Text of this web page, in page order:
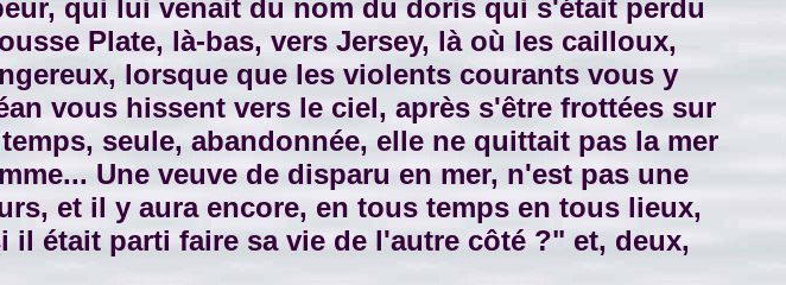
qui lui venait du nom du doris qui s'était perdu
Plate, là-bas, vers Jersey, là où les cailloux,
lorsque que les violents courants vous y
vous hissent vers le ciel, après s'être frottées sur
seule, abandonnée, elle ne quittait pas la mer
Une veuve de disparu en mer, n'est pas une
et il y aura encore, en tous temps en tous lieux,
était parti faire sa vie de l'autre côté ?" et, deux,